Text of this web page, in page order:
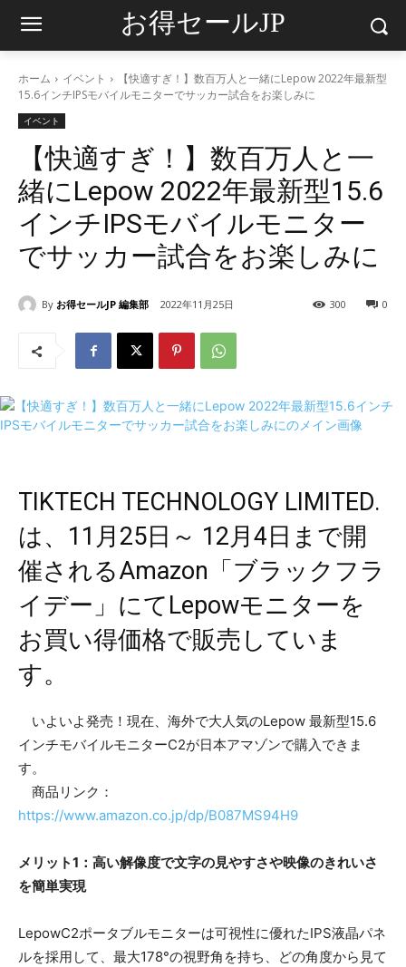
お得セールJP
ホーム イベント
【快適すぎ！】数百万人と一緒にLepow 2022年最新型
15.6インチIPSモバイルモニターでサッカー試合をお楽しみに
イベント
【快適すぎ！】数百万人と一
緒にLepow 2022年最新型15.6
インチIPSモバイルモニター
でサッカー試合をお楽しみに
By お得セールJP 編集部 2022年11月25日 0
300
TIKTECH TECHNOLOGY LIMITED.
は、11月25日～ 12月4日まで開
催されるAmazon「ブラックフラ
イデー」にてLepowモニターを
お買い得価格で販売していま
す。
いよいよ発売！現在、海外で大人気のLepow 最新型15.6
インチモバイルモニターC2が日本アマゾンで購入できま
す。
商品リンク：
https://www.amazon.co.jp/dp/B087MS94H9
メリット1：高い解像度で文字の見やすさや映像のきれいさ
を簡単実現
LepowC2ポータブルモニターは可視性に優れたIPS液晶パネ
ルを採用して、最大178°の視野角を持ち、どの角度から見て